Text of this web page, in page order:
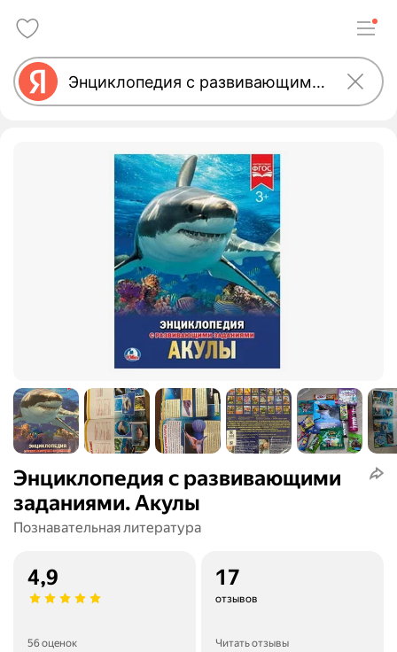
Энциклопедия с развивающими
заданиями. Акулы
Познавательная литература
4,9
56 оценок
17
отзывов
Читать отзывы